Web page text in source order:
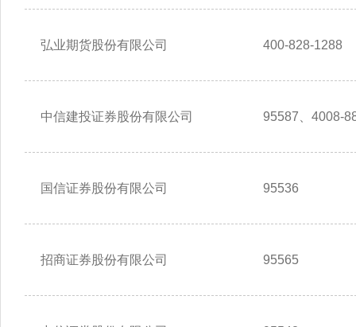
弘业期货股份有限公司 400-828-1288
中信建投证券股份有限公司 95587、4008-
国信证券股份有限公司 95536
招商证券股份有限公司 95565